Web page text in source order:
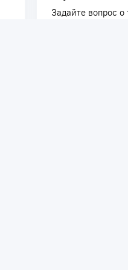
Задайте вопрос